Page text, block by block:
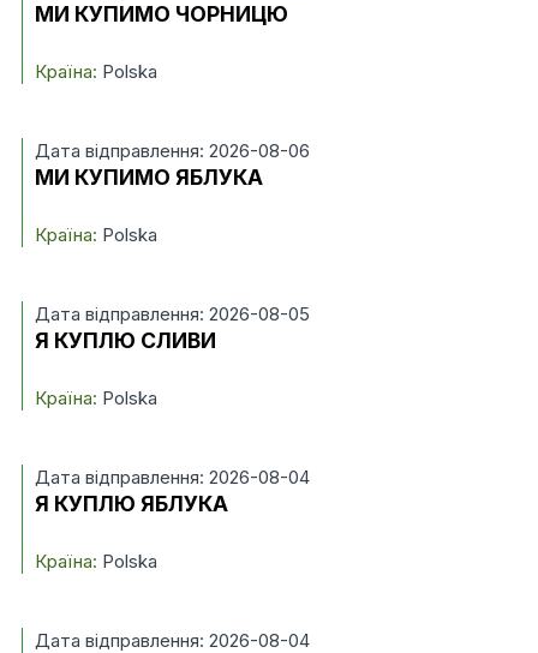
МИ КУПИМО ЧОРНИЦЮ
Країна: Polska
Дата відправлення: 2026-08-06
МИ КУПИМО ЯБЛУКА
Країна: Polska
Дата відправлення: 2026-08-05
Я КУПЛЮ СЛИВИ
Країна: Polska
Дата відправлення: 2026-08-04
Я КУПЛЮ ЯБЛУКА
Країна: Polska
Дата відправлення: 2026-08-04